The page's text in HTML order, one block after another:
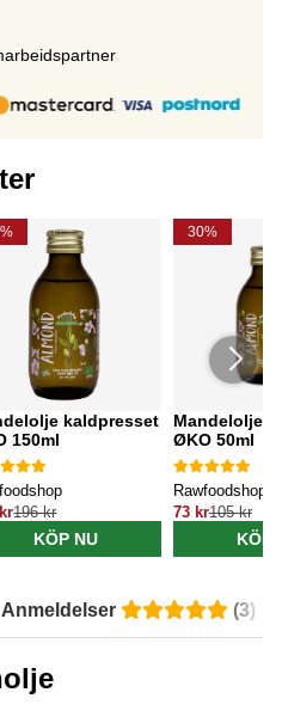
r
kaldpresset
150ml
196 kr
KÖP NU
30%
Mandelolje
ØKO 50ml
Rawfoodshop
73 kr105 kr
KÖP
Anmeldelser (3)